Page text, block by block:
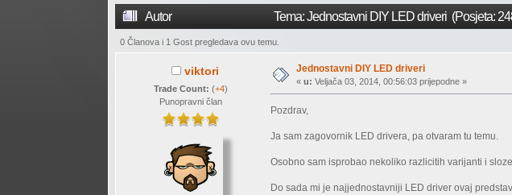
Autor Tema: Jednostavni DIY LED driveri (Posjeta:
0 Članova i 1 Gost pregledava ovu temu.
viktori
Trade Count:(+4)
Punopravni član
Jednostavni DIY LED driveri
«u: Veljača 03, 2014, 00:56:03 prijepodne »
Pozdrav,
Ja sam zagovornik LED drivera, pa otvaram tu temu.
Osobno sam isprobao nekoliko razlicitih varijanti i
Do sada mi je najjednostavniji LED driver ovaj